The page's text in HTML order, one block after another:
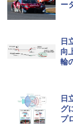
ー
日
向
輪
日
グ
プ